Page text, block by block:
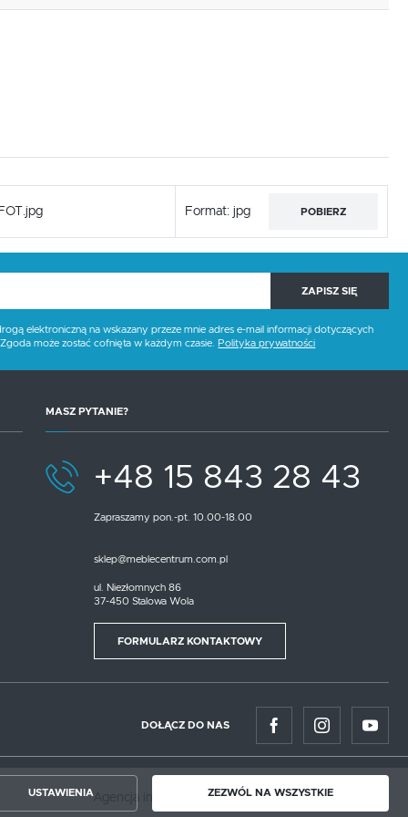
Format: jpg POBIERZ
ZAPISZ SIĘ
elektroniczną na wskazany przeze mnie adres e-mail informacji dotyczących
może zostać cofnięta w każdym czasie. Polityka prywatności
MASZ PYTANIE?
+48 15 843 28 43
Zapraszamy pon.-pt. 10.00-18.00
sklep@meblecentrum.com.pl
ul. Niezłomnych 86
37-450 Stalowa Wola
FORMULARZ KONTAKTOWY
DOŁĄCZ DO NAS
Agencja interaktywna[ti]Powered by2ClickShop®
USTAWIENIA ZEZWÓL NA WSZYSTKIE